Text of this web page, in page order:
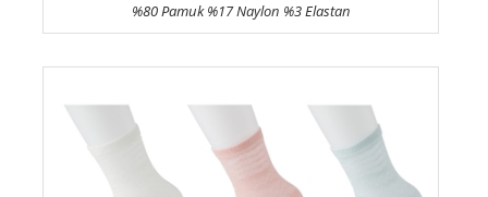
%80 Pamuk %17 Naylon %3 Elastan